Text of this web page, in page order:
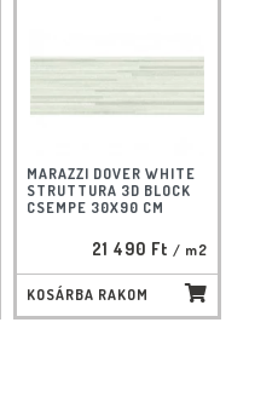
MARAZZI DOVER WHITE
STRUTTURA 3D BLOCK
CSEMPE 30X90 CM
21 490 Ft / m2
KOSÁRBA RAKOM